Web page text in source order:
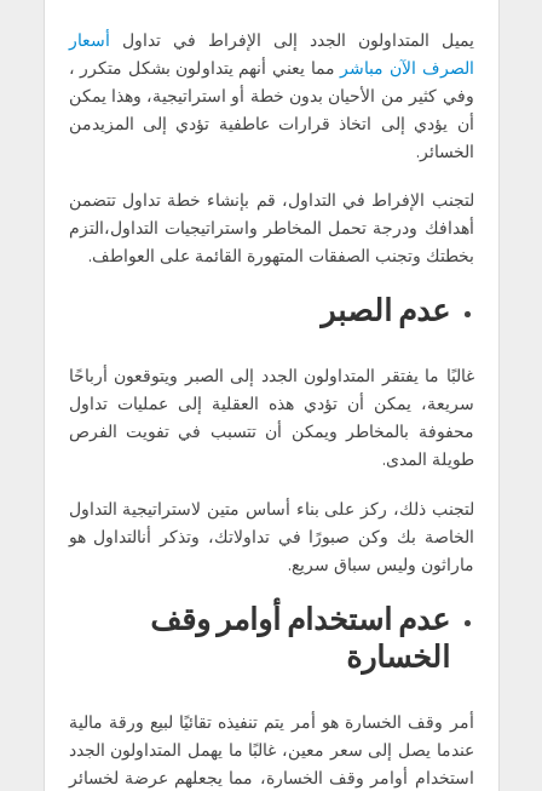
یمیل المتداولون الجدد إلى الإفراط في تداول أسعار
الصرف الآن مباشر مما یعني أنھم یتداولون بشكل متكرر ،
وفي كثیر من الأحیان بدون خطة أو استراتیجیة، وھذا یمكن
أن یؤدي إلى اتخاذ قرارات عاطفیة تؤدي إلى المزیدمن
الخسائر.
لتجنب الإفراط في التداول، قم بإنشاء خطة تداول تتضمن
أھدافك ودرجة تحمل المخاطر واستراتیجیات التداول،التزم
بخطتك وتجنب الصفقات المتھورة القائمة على العواطف.
عدم الصبر
غالبًا ما یفتقر المتداولون الجدد إلى الصبر ویتوقعون أرباحًا
سریعة، یمكن أن تؤدي ھذه العقلیة إلى عملیات تداول
محفوفة بالمخاطر ویمكن أن تتسبب في تفویت الفرص
طویلة المدى.
لتجنب ذلك، ركز على بناء أساس متین لاستراتیجیة التداول
الخاصة بك وكن صبورًا في تداولاتك، وتذكر أنالتداول ھو
ماراثون ولیس سباق سریع.
عدم استخدام أوامر وقف
الخسارة
أمر وقف الخسارة ھو أمر یتم تنفیذه تقائیًا لبیع ورقة مالیة
عندما یصل إلى سعر معین، غالبًا ما یھمل المتداولون الجدد
استخدام أوامر وقف الخسارة، مما یجعلھم عرضة لخسائر